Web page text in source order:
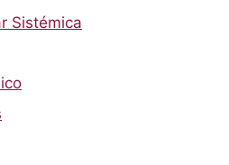
Sistémica